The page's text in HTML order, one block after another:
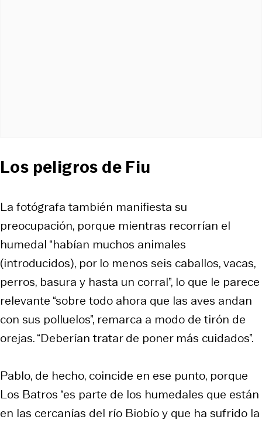
Los peligros de Fiu
La fotógrafa también manifiesta su
preocupación, porque mientras recorrían el
humedal “habían muchos animales
(introducidos), por lo menos seis caballos, vacas,
perros, basura y hasta un corral”, lo que le parece
relevante “sobre todo ahora que las aves andan
con sus polluelos”, remarca a modo de tirón de
orejas. “Deberían tratar de poner más cuidados”.
Pablo, de hecho, coincide en ese punto, porque
Los Batros “es parte de los humedales que están
en las cercanías del río Biobío y que ha sufrido la